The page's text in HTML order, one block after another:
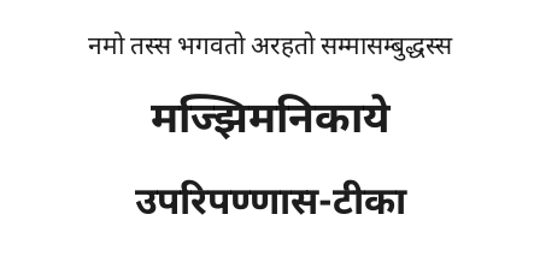
नमो तस्स भगवतो अरहतो सम्मासम्बुद्धस्स
मज्झिमनिकाये
उपरिपण्णास-टीका